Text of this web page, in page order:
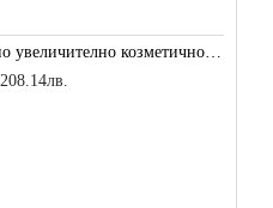
Двустранно увеличително козметично огледало за баня Vitra Arkitekt
208.14лв.